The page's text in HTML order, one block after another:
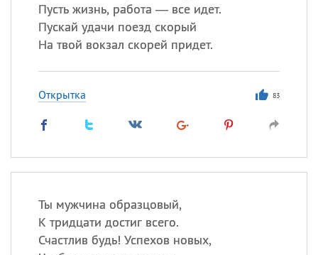
Пусть жизнь, работа — все идет.
Пускай удачи поезд скорый
На твой вокзал скорей придет.
Открытка 83
Ты мужчина образцовый,
К тридцати достиг всего.
Счастлив будь! Успехов новых,